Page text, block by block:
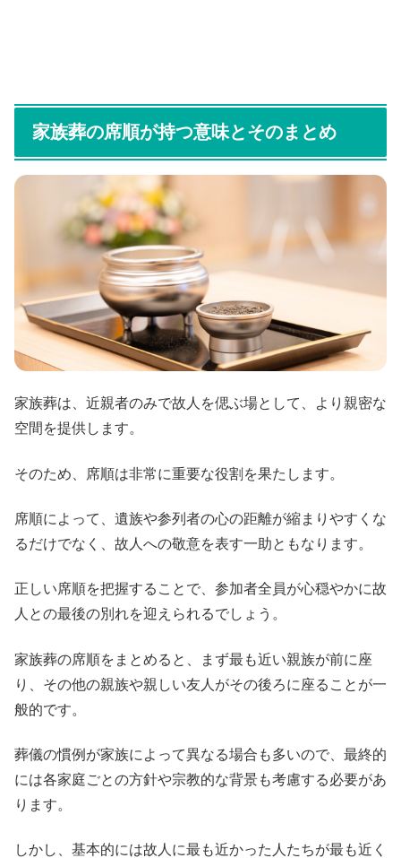
家族葬の席順が持つ意味とそのまとめ
家族葬は、近親者のみで故人を偲ぶ場として、より親密な
空間を提供します。
そのため、席順は非常に重要な役割を果たします。
席順によって、遺族や参列者の心の距離が縮まりやすくな
るだけでなく、故人への敬意を表す一助ともなります。
正しい席順を把握することで、参加者全員が心穏やかに故
人との最後の別れを迎えられるでしょう。
家族葬の席順をまとめると、まず最も近い親族が前に座
り、その他の親族や親しい友人がその後ろに座ることが一
般的です。
葬儀の慣例が家族によって異なる場合も多いので、最終的
には各家庭ごとの方針や宗教的な背景も考慮する必要があ
ります。
しかし、基本的には故人に最も近かった人たちが最も近く